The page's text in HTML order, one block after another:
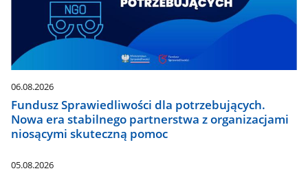
06.08.2026
Fundusz Sprawiedliwości dla potrzebujących.
Nowa era stabilnego partnerstwa z organizacjami
niosącymi skuteczną pomoc
05.08.2026